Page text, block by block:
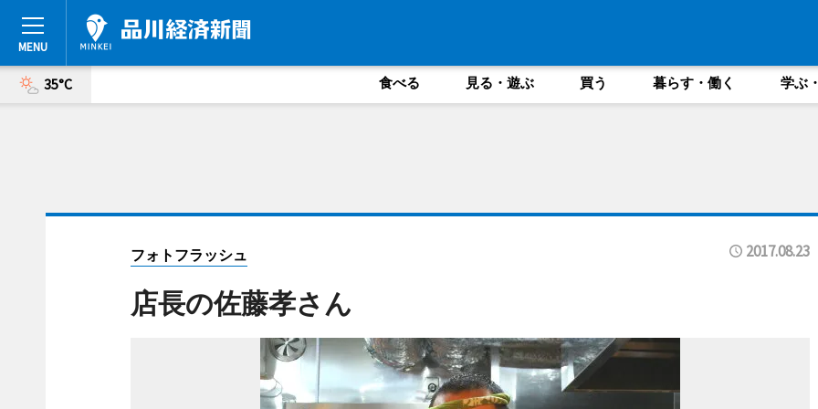
35°C 食べる 見る・遊ぶ 買う 暮らす・働く 学ぶ
フォトフラッシュ 2017.08.23
店長の佐藤孝さん